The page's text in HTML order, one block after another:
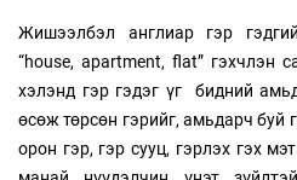
Жишээлбэл англиар гэр
“house, apartment, flat” гэхчлэн
хэлэнд гэр гэдэг үг бидний
өсөж төрсөн гэрийг, амьдарч буй
орон гэр, гэр сууц, гэрлэх гэх